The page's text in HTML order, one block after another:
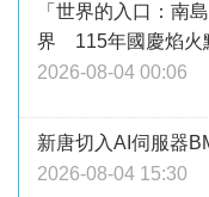
「世界的入口：南
界 115年國慶焰火
2026-08-04 00:06
新唐切入AI伺服器
2026-08-04 15:30